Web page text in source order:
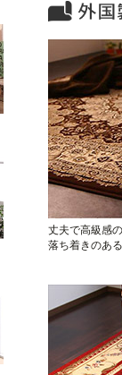
丈夫で高級感
落ち着きのあ